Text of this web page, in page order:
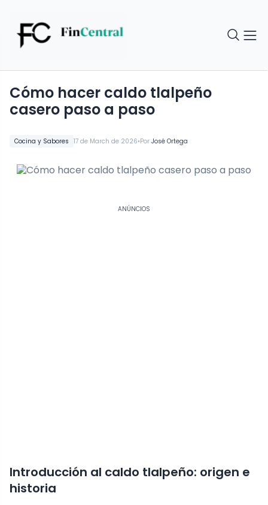
Cocina y Sabores 17 de March de 2026•Por José Ortega
Cómo hacer caldo tlalpeño
casero paso a paso
ANÚNCIOS
Introducción al caldo tlalpeño: origen e
historia